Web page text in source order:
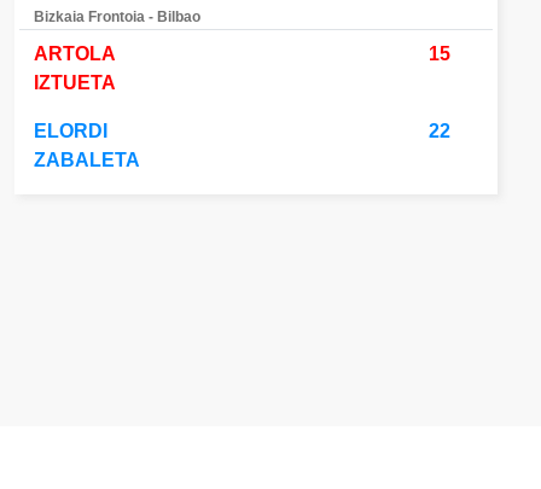
Bizkaia Frontoia - Bilbao
ARTOLA
IZTUETA
15
ELORDI
ZABALETA
22